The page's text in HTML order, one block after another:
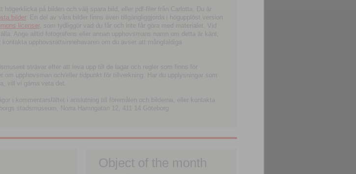
högerklicka på bilden och välj spara bild, eller pdf-filer från Carlotta. Du är
bilder. En del av våra bilder finns även tillgängliggjorda i högupplöst version
licenser, som tydliggör vad du får och inte får göra med materialet. Vid
Ange alltid fotografens eller annan upphovsmans namn om detta är känt,
upphovsrättsinnehavaren om du avser att mångfaldiga
strävar efter att leva upp till de lagar och regler som finns för
upphovsman och/eller tidpunkt för tillverkning. Har du upplysningar som
vill vi gärna veta det.
i kommentarsfältet i anslutning till föremålen och bilderna, eller kontakta
stadsmuseum, Norra Hamngatan 12, 411 14 Göteborg.
Object of the month